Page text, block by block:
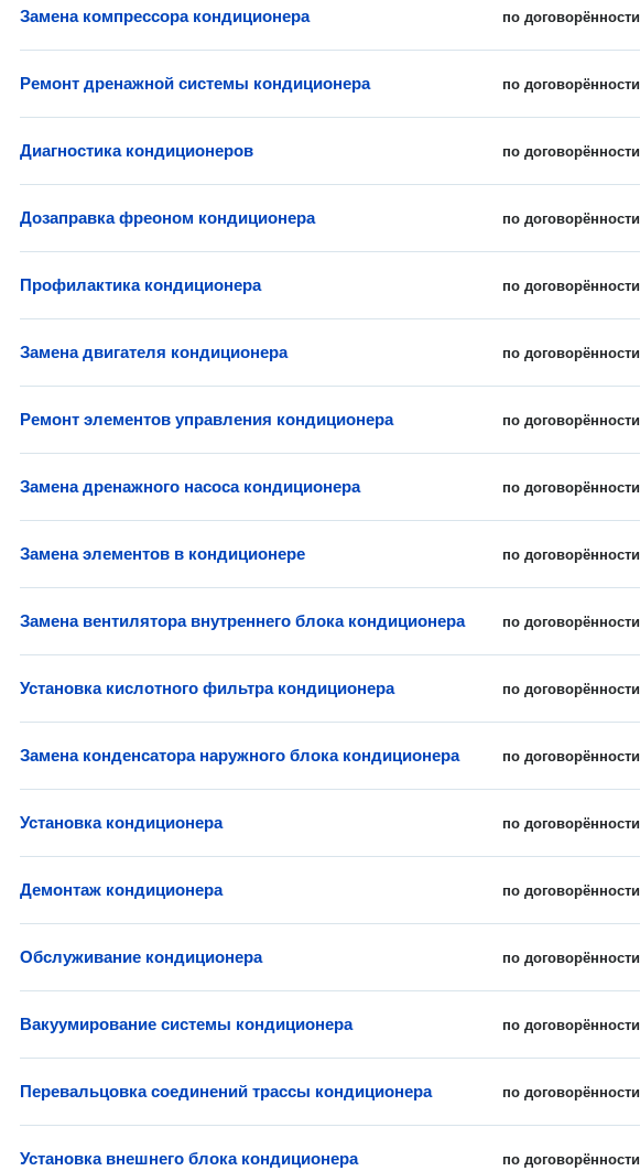
по договорённости
Замена компрессора кондиционера
по договорённости
Ремонт дренажной системы кондиционера
по договорённости
Диагностика кондиционеров
по договорённости
Дозаправка фреоном кондиционера
по договорённости
Профилактика кондиционера
по договорённости
Замена двигателя кондиционера
по договорённости
Ремонт элементов управления кондиционера
по договорённости
Замена дренажного насоса кондиционера
по договорённости
Замена элементов в кондиционере
по договорённости
Замена вентилятора внутреннего блока кондиционера
по договорённости
Установка кислотного фильтра кондиционера
по договорённости
Замена конденсатора наружного блока кондиционера
по договорённости
Установка кондиционера
по договорённости
Демонтаж кондиционера
по договорённости
Обслуживание кондиционера
по договорённости
Вакуумирование системы кондиционера
по договорённости
Перевальцовка соединений трассы кондиционера
по договорённости
Установка внешнего блока кондиционера